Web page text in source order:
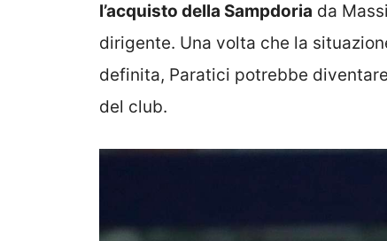
l’acquisto della Sampdoria da
dirigente. Una volta che la
definita, Paratici potrebbe
del club.